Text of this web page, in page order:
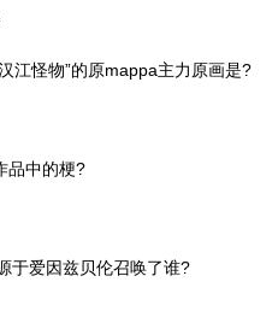
江怪物”的原mappa主力原画是?
品中的梗?
于爱因兹贝伦召唤了谁?